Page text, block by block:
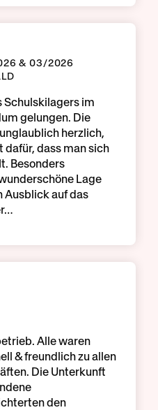
& 03/2026
Schulskilagers im
gelungen. Die
herzlich,
dass man sich
Besonders
Lage
auf das
Alle waren
& freundlich zu allen
Die Unterkunft
den